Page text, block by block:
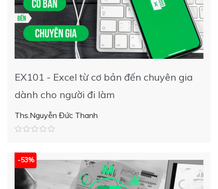
EX101 - Excel từ cơ bản đến chuyên gia
dành cho người đi làm
Ths.Nguyễn Đức Thanh
-53%